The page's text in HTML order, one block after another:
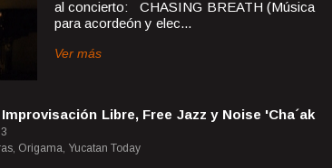
al concierto: CHASING BREATH (Música
para acordeón y elec...
Ver más
Libre, Free Jazz y Noise 'Cha´ak
Origama, Yucatan Today